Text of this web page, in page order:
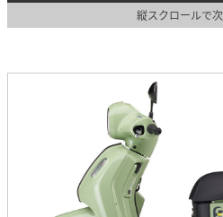
縦スクロールで